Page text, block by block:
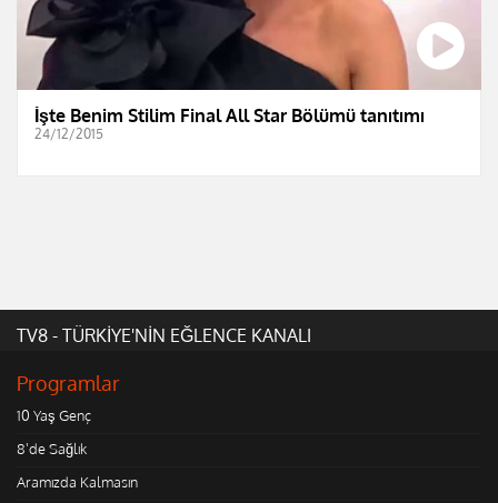
İşte Benim Stilim Final All Star Bölümü tanıtımı
24/12/2015
TV8 - TÜRKİYE'NİN EĞLENCE KANALI
Programlar
10 Yaş Genç
8'de Sağlık
Aramızda Kalmasın